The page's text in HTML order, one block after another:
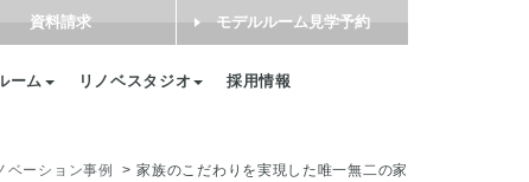
ーム リノベスタジオ 採用情報
資料請求 モデルルーム見学予約
ベーション事例 家族のこだわりを実現した唯一無二の家